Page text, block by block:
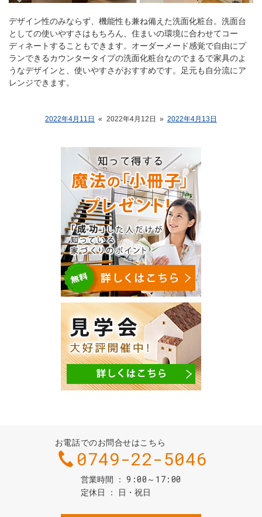
デザイン性のみならず、機能性も兼ね備えた洗面化粧台。洗面台
としての使いやすさはもちろん、住まいの環境に合わせてコー
ディネートすることもできます。オーダーメード感覚で自由にプ
ランできるカウンタータイプの洗面化粧台なのでまるで家具のよ
うなデザインと、使いやすさがおすすめです。足元も自分流にア
レンジできます。
2022年4月11日 « 2022年4月12日 » 2022年4月13日
お電話でのお問合せはこちら
0749-22-5046
営業時間 9:00～17:00
定休日 日・祝日